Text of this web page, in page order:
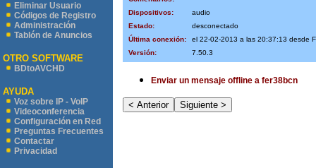
Eliminar Usuario
Códigos de Registro
Administración
Tablón de Anuncios
OTRO SOFTWARE
BDtoAVCHD
AYUDA
Voz sobre IP - VoIP
Videoconferencia
Configuración en Red
Preguntas Frecuentes
Contactar
Privacidad
Dispositivos:
audio
Estado:
desconectado
Última conexión:
el 22-02-2013 a las 20:37:13 desde
Versión:
7.50.3
Enviar un mensaje offline a fer38bcn